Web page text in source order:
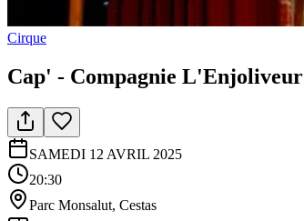
Cirque
Cap' - Compagnie L'Enjoliveur
SAMEDI 12 AVRIL 2025
20:30
Parc Monsalut, Cestas